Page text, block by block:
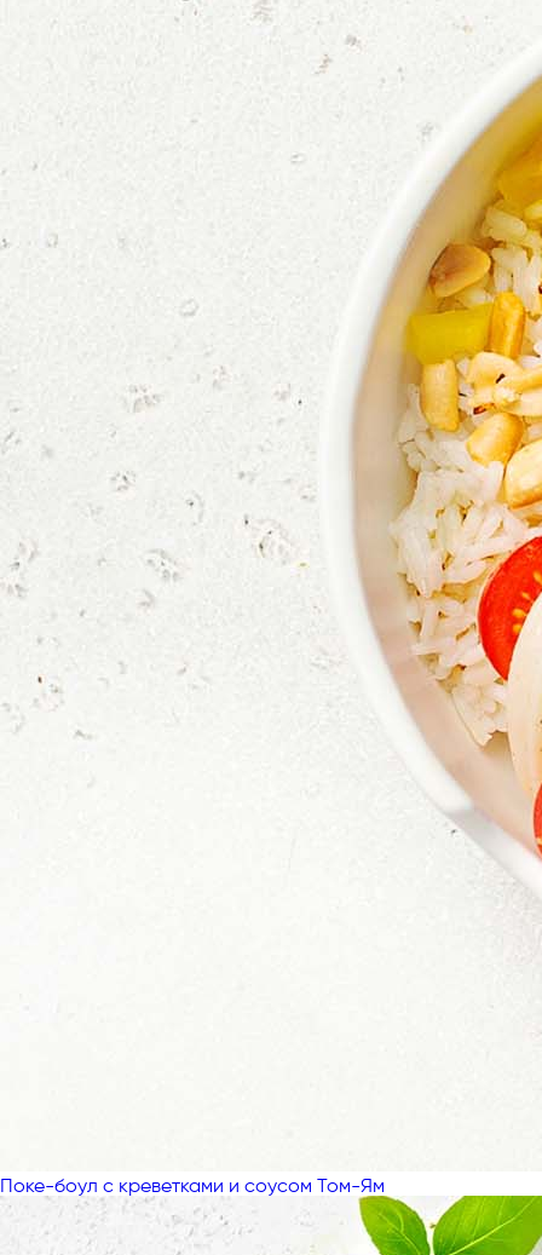
Поке-боул с креветками и соусом Том-Ям